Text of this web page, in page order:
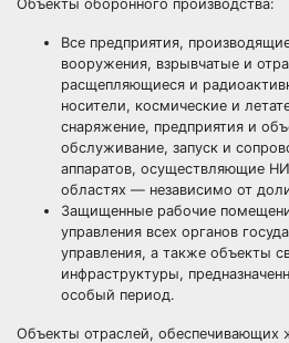
Объекты оборонного производства:
Все предприятия,
вооружения, взрывчатые и
расщепляющиеся и
носители, космические и
снаряжение, предприятия и
обслуживание, запуск и
аппаратов, осуществляющие
областях — независимо от
Защищенные рабочие
управления всех органов
управления, а также объекты
инфраструктуры,
особый период.
Объекты отраслей, обеспечивающих